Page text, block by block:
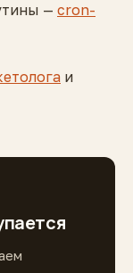
— cron-
и